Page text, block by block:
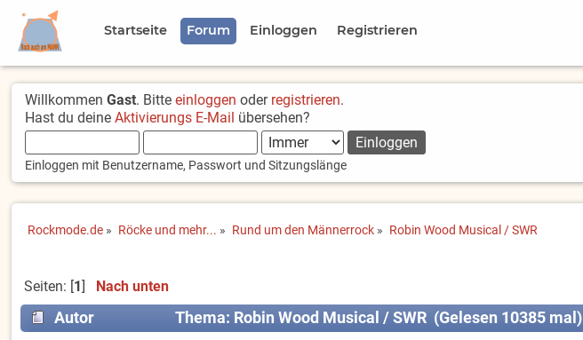
Startseite Forum Einloggen Registrieren
WillkommenGast. Bitteeinloggen oder registrieren.
Hast du deineAktivierungs E-Mail übersehen?
Einloggen mit Benutzername, Passwort und Sitzungslänge
Rockmode.de » Röcke und mehr... » Rund um den Männerrock » Robin Wood Musical / SWR
Seiten: [1] Nach unten
Autor Thema: Robin Wood Musical / SWR (Gelesen 10385 mal)